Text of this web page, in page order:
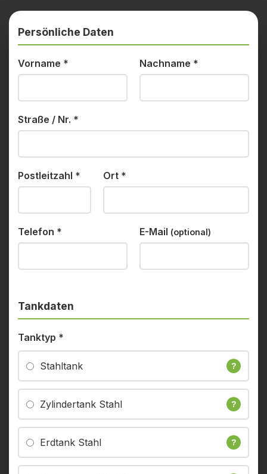
Persönliche Daten
Vorname * Nachname *
Straße / Nr. *
Postleitzahl * Ort *
Telefon * E-Mail (optional)
Tankdaten
Tanktyp *
Stahltank ?
Zylindertank Stahl ?
Erdtank Stahl ?